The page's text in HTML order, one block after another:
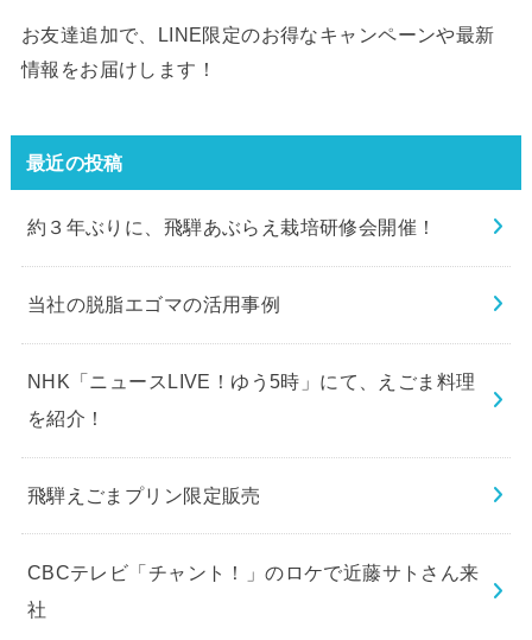
お友達追加で、LINE限定のお得なキャンペーンや最新
情報をお届けします！
最近の投稿
約３年ぶりに、飛騨あぶらえ栽培研修会開催！
当社の脱脂エゴマの活用事例
NHK「ニュースLIVE！ゆう5時」にて、えごま料理
を紹介！
飛騨えごまプリン限定販売
CBCテレビ「チャント！」のロケで近藤サトさん来
社